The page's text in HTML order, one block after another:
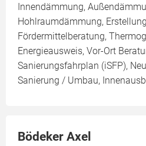
Innendämmung,
Hohlraumdämmung,
Fördermittelberatung,
Energieausweis, Vor-Ort
Sanierungsfahrplan (iSFP),
Sanierung / Umbau,
Bödeker Axel